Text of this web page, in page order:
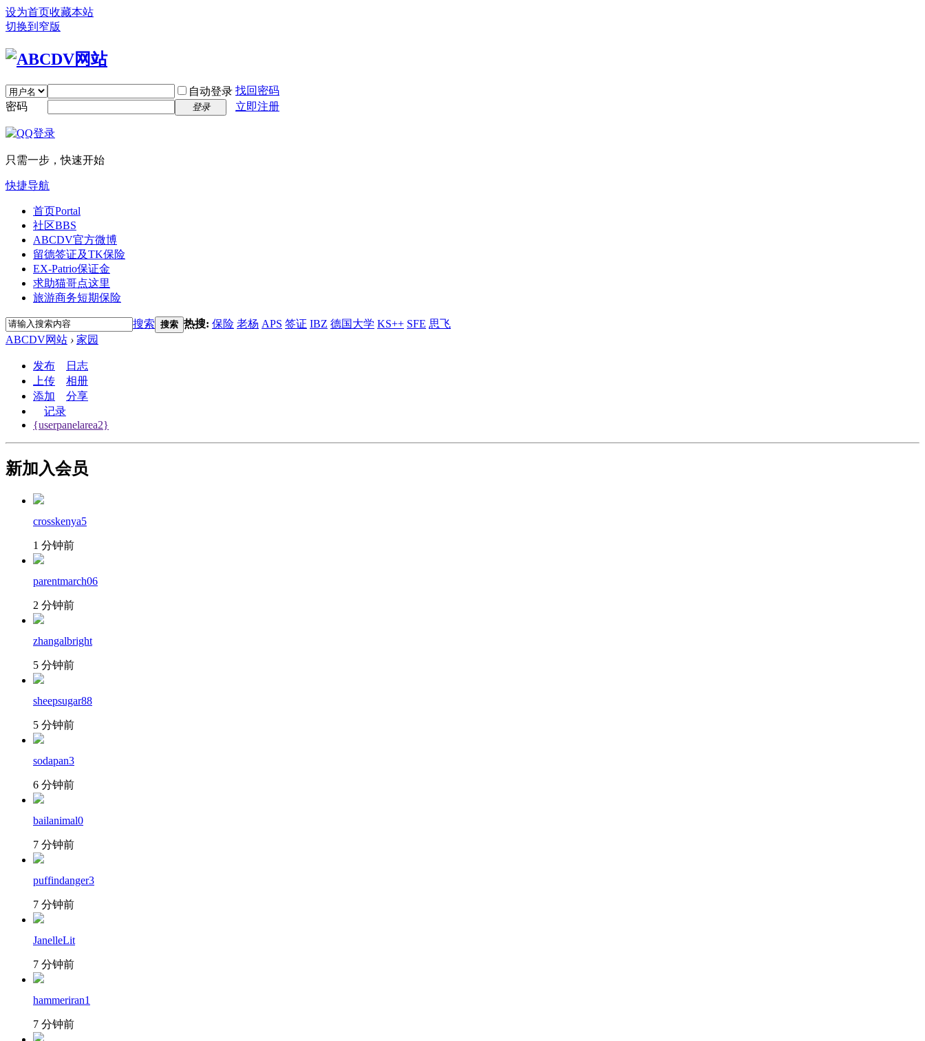
设为首页收藏本站
切换到窄版
自动登录 找回密码
密码
登录 立即注册
只需一步，快速开始
快捷导航
首页Portal
社区BBS
ABCDV官方微博
留德签证及TK保险
EX-Patrio保证金
求助猫哥点这里
旅游商务短期保险
搜索 搜索 热搜: 保险 老杨 APS 签证 IBZ 德国大学 KS++ SFE 思飞
ABCDV网站 › 家园
发布
日志
上传
相册
添加
分享
记录
{userpanelarea2}
新加入会员
crosskenya5
1 分钟前
parentmarch06
2 分钟前
zhangalbright
5 分钟前
sheepsugar88
5 分钟前
sodapan3
6 分钟前
bailanimal0
7 分钟前
puffindanger3
7 分钟前
JanelleLit
7 分钟前
hammeriran1
7 分钟前